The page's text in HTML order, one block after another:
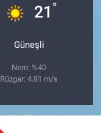
21 °
Güneşli
Nem: %40
Rüzgar: 4.81 m/s